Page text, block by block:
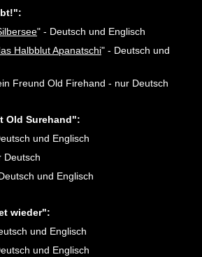
" - Deutsch und Englisch
Halbblut Apanatschi" - Deutsch und
Freund Old Firehand - nur Deutsch
Old Surehand":
und Englisch
Deutsch
und Englisch
wieder":
und Englisch
und Englisch